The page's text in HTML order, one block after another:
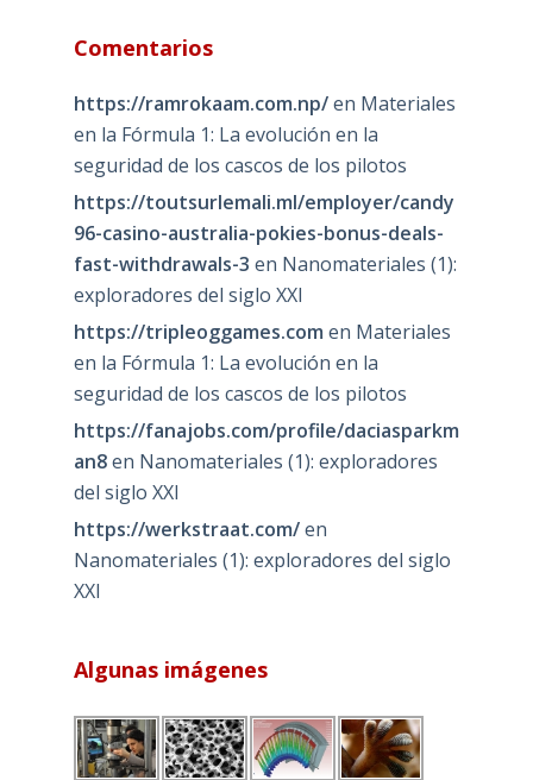
Comentarios
https://ramrokaam.com.np/en Materiales
en la Fórmula 1: La evolución en la
seguridad de los cascos de los pilotos
https://toutsurlemali.ml/employer/candy
96-casino-australia-pokies-bonus-deals-
fast-withdrawals-3 en Nanomateriales (1):
exploradores del siglo XXI
https://tripleoggames.com en Materiales
en la Fórmula 1: La evolución en la
seguridad de los cascos de los pilotos
https://fanajobs.com/profile/daciasparkm
an8en Nanomateriales (1): exploradores
del siglo XXI
https://werkstraat.com/en
Nanomateriales (1): exploradores del siglo
XXI
Algunas imágenes